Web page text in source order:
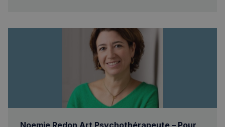
Noemie Redon Art Psychothérapeute – Pour